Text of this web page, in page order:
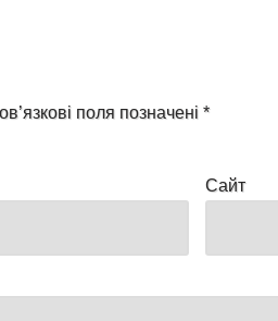
поля позначені *
Сайт